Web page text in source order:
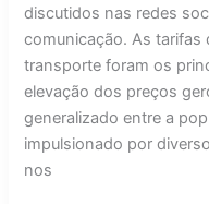
discutidos nas redes
comunicação. As tarifas
transporte foram os
elevação dos preços
generalizado entre a
impulsionado por
nos